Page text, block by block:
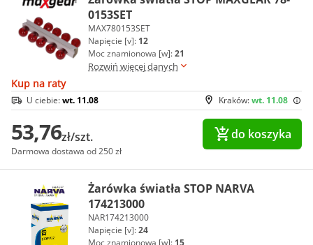
0153SET
MAX780153SET
Napięcie [v]: 12
Moc znamionowa [w]:21
Rozwiń więcej danych
Kup na raty
Kraków:wt. 11.08
U ciebie:wt. 11.08
53,76zł/szt.
Darmowa dostawa od 250 zł
do koszyka
Żarówka światła STOP NARVA
174213000
NAR174213000
Napięcie [v]:24